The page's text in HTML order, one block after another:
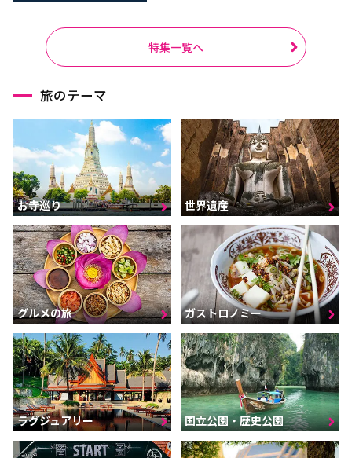
特集一覧へ
旅のテーマ
お寺巡り 世界遺産
グルメの旅 ガストロノミー
ラグジュアリー 国立公園・歴史公園